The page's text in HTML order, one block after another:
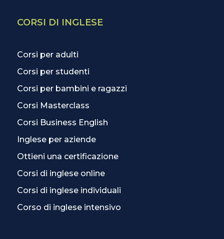
CORSI DI INGLESE
Corsi per adulti
Corsi per studenti
Corsi per bambini e ragazzi
Corsi Masterclass
Corsi Business English
Inglese per aziende
Ottieni una certificazione
Corsi di inglese online
Corsi di inglese individuali
Corso di inglese intensivo